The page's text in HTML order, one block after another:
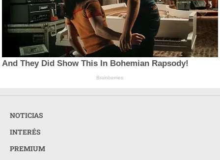
And They Did Show This In Bohemian Rapsody!
Brainberries
NOTICIAS
INTERÉS
PREMIUM